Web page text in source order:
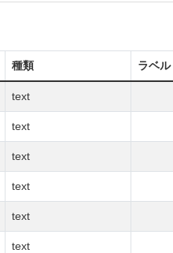
種類 ラベル
text
text
text
text
text
text